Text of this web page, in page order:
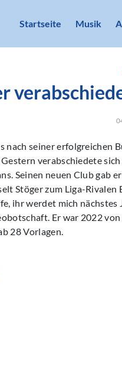
Startseite Musik
nach seiner erfolgreichen
Gestern verabschiedete
Seinen neuen Club gab
Stöger zum Liga-
ihr werdet mich
Er war 2022
28 Vorlagen.